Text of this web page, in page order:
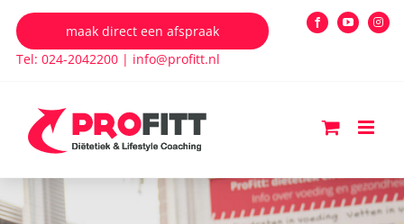
naar
inhoud
maak direct een afspraak
Tel: 024-2042200| info@profitt.nl
FacebookYouTube